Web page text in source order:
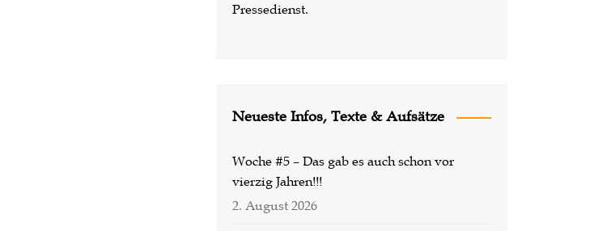
Pressedienst.
Neueste Infos, Texte & Aufsätze
Woche #5 – Das gab es auch schon vor
vierzig Jahren!!!
2. August 2026